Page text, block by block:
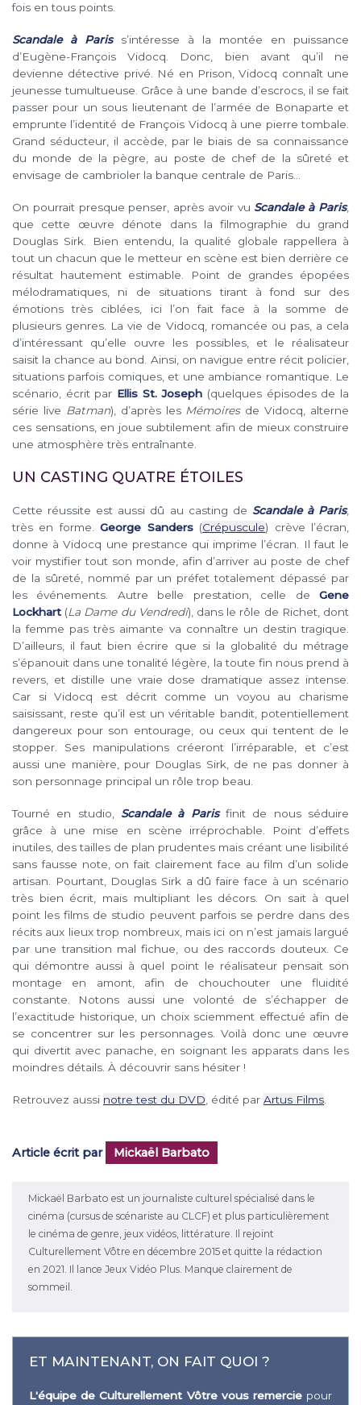
fois en tous points.
Scandale à Pariss’intéresse à la montée en puissance
d’Eugène-François Vidocq. Donc, bien avant qu’il ne
devienne détective privé. Né en Prison, Vidocq connaît une
jeunesse tumultueuse. Grâce à une bande d’escrocs, il se fait
passer pour un sous lieutenant de l’armée de Bonaparte et
emprunte l’identité de François Vidocq à une pierre tombale.
Grand séducteur, il accède, par le biais de sa connaissance
du monde de la pègre, au poste de chef de la sûreté et
envisage de cambrioler la banque centrale de Paris…
On pourrait presque penser, après avoir vu Scandale à Paris,
que cette œuvre dénote dans la filmographie du grand
Douglas Sirk. Bien entendu, la qualité globale rappellera à
tout un chacun que le metteur en scène est bien derrière ce
résultat hautement estimable. Point de grandes épopées
mélodramatiques, ni de situations tirant à fond sur des
émotions très ciblées, ici l’on fait face à la somme de
plusieurs genres. La vie de Vidocq, romancée ou pas, a cela
d’intéressant qu’elle ouvre les possibles, et le réalisateur
saisit la chance au bond. Ainsi, on navigue entre récit policier,
situations parfois comiques, et une ambiance romantique. Le
scénario, écrit par Ellis St. Joseph (quelques épisodes de la
série live Batman), d’après les Mémoiresde Vidocq, alterne
ces sensations, en joue subtilement afin de mieux construire
une atmosphère très entraînante.
UN CASTING QUATRE ÉTOILES
Cette réussite est aussi dû au casting de Scandale à Paris,
très en forme.George Sanders(Crépuscule) crève l’écran,
donne à Vidocq une prestance qui imprime l’écran. Il faut le
voir mystifier tout son monde, afin d’arriver au poste de chef
de la sûreté, nommé par un préfet totalement dépassé par
les événements. Autre belle prestation, celle de Gene
Lockhart (La Dame du Vendredi), dans le rôle de Richet, dont
la femme pas très aimante va connaître un destin tragique.
D’ailleurs, il faut bien écrire que si la globalité du métrage
s’épanouit dans une tonalité légère, la toute fin nous prend à
revers, et distille une vraie dose dramatique assez intense.
Car si Vidocq est décrit comme un voyou au charisme
saisissant, reste qu’il est un véritable bandit, potentiellement
dangereux pour son entourage, ou ceux qui tentent de le
stopper. Ses manipulations créeront l’irréparable, et c’est
aussi une manière, pour Douglas Sirk, de ne pas donner à
son personnage principal un rôle trop beau.
Tourné en studio, Scandale à Parisfinit de nous séduire
grâce à une mise en scène irréprochable. Point d’effets
inutiles, des tailles de plan prudentes mais créant une lisibilité
sans fausse note, on fait clairement face au film d’un solide
artisan. Pourtant, Douglas Sirk a dû faire face à un scénario
très bien écrit, mais multipliant les décors. On sait à quel
point les films de studio peuvent parfois se perdre dans des
récits aux lieux trop nombreux, mais ici on n’est jamais largué
par une transition mal fichue, ou des raccords douteux. Ce
qui démontre aussi à quel point le réalisateur pensait son
montage en amont, afin de chouchouter une fluidité
constante. Notons aussi une volonté de s’échapper de
l’exactitude historique, un choix sciemment effectué afin de
se concentrer sur les personnages. Voilà donc une œuvre
qui divertit avec panache, en soignant les apparats dans les
moindres détails. À découvrir sans hésiter !
Retrouvez aussi notre test du DVD , édité par Artus Films
Article écrit par Mickaël Barbato
Mickaël Barbato est un journaliste culturel spécialisé dans le
cinéma (cursus de scénariste au CLCF) et plus particulièrement
le cinéma de genre, jeux vidéos, littérature. Il rejoint
Culturellement Vôtre en décembre 2015 et quitte la rédaction
en 2021. Il lance Jeux Vidéo Plus. Manque clairement de
sommeil.
ET MAINTENANT, ON FAIT QUOI ?
L'équipe de Culturellement Vôtre vous remerciepour